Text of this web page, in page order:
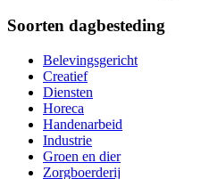
Soorten dagbesteding
Belevingsgericht
Creatief
Diensten
Horeca
Handenarbeid
Industrie
Groen en dier
Zorgboerderij